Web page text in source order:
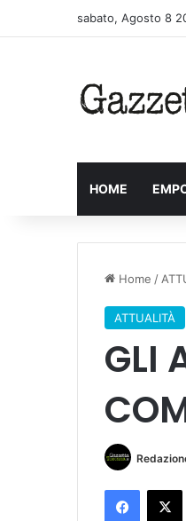
sabato, Agosto 8
HOME
Home /
ATTUALITÀ
GLI